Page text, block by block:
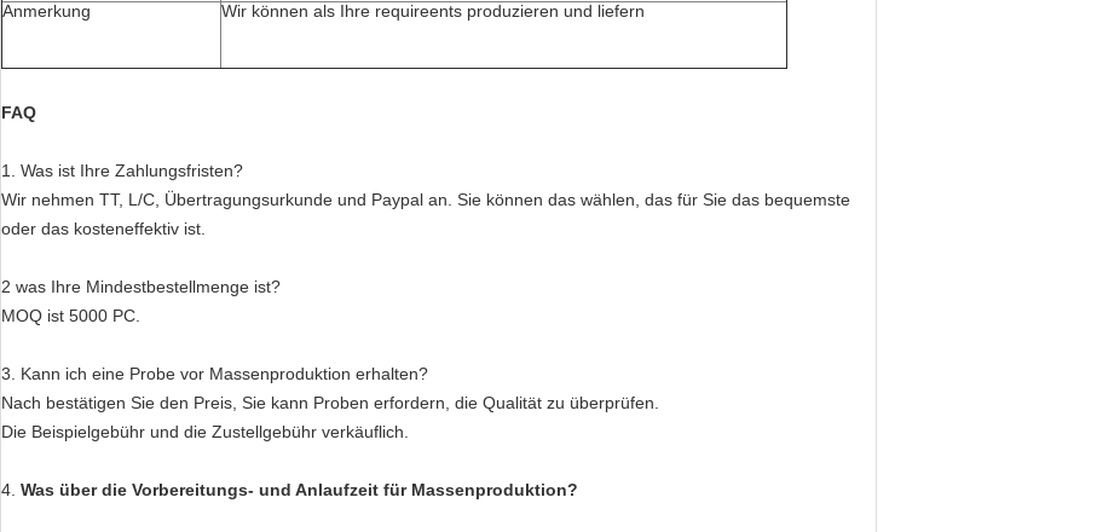
Anmerkung Wir können als Ihre requireents produzieren und liefern
FAQ
1. Was ist Ihre Zahlungsfristen?
Wir nehmen TT, L/C, Übertragungsurkunde und Paypal an. Sie können das wählen, das für Sie das bequemste
oder das kosteneffektiv ist.
2 was Ihre Mindestbestellmenge ist?
MOQ ist 5000 PC.
3. Kann ich eine Probe vor Massenproduktion erhalten?
Nach bestätigen Sie den Preis, Sie kann Proben erfordern, die Qualität zu überprüfen.
Die Beispielgebühr und die Zustellgebühr verkäuflich.
4. Was über die Vorbereitungs- und Anlaufzeit für Massenproduktion?